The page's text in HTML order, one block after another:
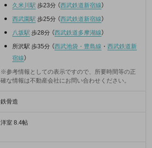
久米川駅 歩23分 （西武鉄道新宿線）
西武園駅 歩25分 （西武鉄道新宿線）
八坂駅 歩28分 （西武鉄道多摩湖線）
所沢駅 歩35分 （西武池袋・豊島線 ・ 西武鉄道新
宿線）
※参考情報としての表示ですので、所要時間等の正
確な情報は不動産会社にお問い合わせください。
鉄骨造
洋室 8.4帖